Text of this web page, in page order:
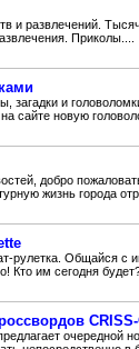
и развлечений.
Приколы....
загадки и
сайте новую
добро
жизнь города
рулетка. Общайся
Кто им сегодня
CRISS-
очередной